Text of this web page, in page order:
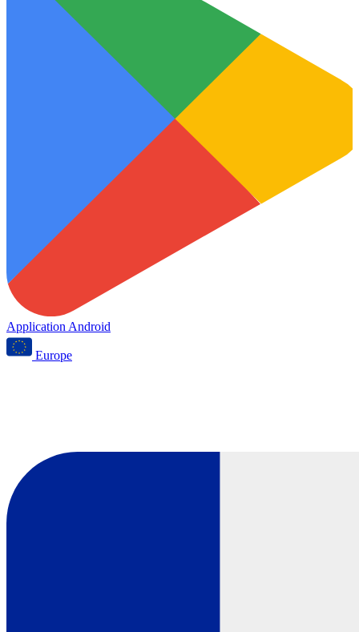
Application Android
Europe